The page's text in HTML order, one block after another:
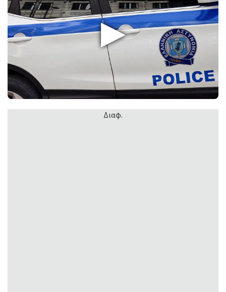
▶
Διαφ.